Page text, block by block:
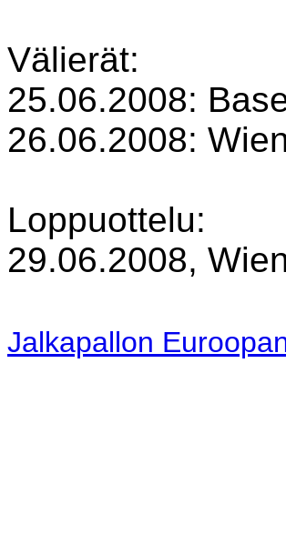
Välierät:
25.06.2008:
26.06.2008:
Loppuottelu:
29.06.2008,
Jalkapallon